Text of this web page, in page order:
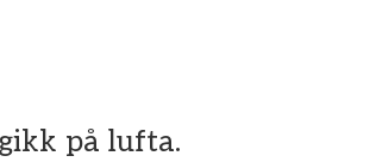
på lufta.